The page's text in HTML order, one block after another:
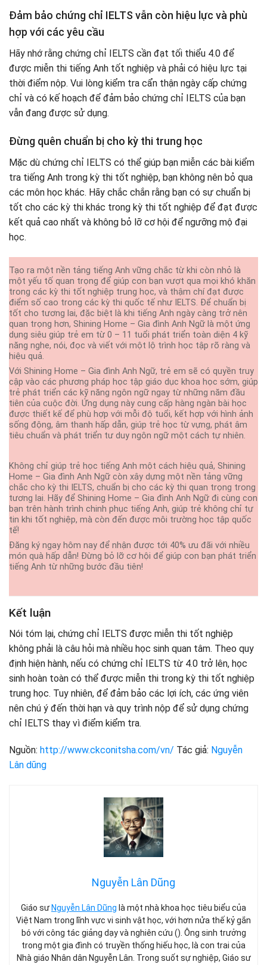
Đảm bảo chứng chỉ IELTS vẫn còn hiệu lực và phù
hợp với các yêu cầu
Hãy nhớ rằng chứng chỉ IELTS cần đạt tối thiểu 4.0 để
được miễn thi tiếng Anh tốt nghiệp và phải có hiệu lực tại
thời điểm nộp. Vui lòng kiểm tra cẩn thận ngày cấp chứng
chỉ và có kế hoạch để đảm bảo chứng chỉ IELTS của bạn
vẫn đang được sử dụng.
Đừng quên chuẩn bị cho kỳ thi trung học
Mặc dù chứng chỉ IELTS có thể giúp bạn miễn các bài kiểm
tra tiếng Anh trong kỳ thi tốt nghiệp, bạn không nên bỏ qua
các môn học khác. Hãy chắc chắn rằng bạn có sự chuẩn bị
tốt cho các kỳ thi khác trong kỳ thi tốt nghiệp để đạt được
kết quả cao nhất và không bỏ lỡ cơ hội để ngưỡng mộ đại
học.
Tạo ra một nền tảng tiếng Anh vững chắc từ khi còn nhỏ là
một yếu tố quan trọng để giúp con bạn vượt qua mọi khó khăn
trong các kỳ thi tốt nghiệp trung học, và thậm chí đạt được
điểm số cao trong các kỳ thi quốc tế như IELTS. Để chuẩn bị
tốt cho tương lai, đặc biệt là khi tiếng Anh ngày càng trở nên
quan trọng hơn, Shining Home – Gia đình Anh Ngữ là một ứng
dụng siêu giúp trẻ em từ 0 – 11 tuổi phát triển toàn diện 4 kỹ
năng nghe, nói, đọc và viết với một lộ trình học tập rõ ràng và
hiệu quả.
Với Shining Home – Gia đình Anh Ngữ, trẻ em sẽ có quyền truy
cập vào các phương pháp học tập giáo dục khoa học sớm, giúp
trẻ phát triển các kỹ năng ngôn ngữ ngay từ những năm đầu
tiên của cuộc đời. Ứng dụng này cung cấp hàng ngàn bài học
được thiết kế để phù hợp với mỗi độ tuổi, kết hợp với hình ảnh
sống động, âm thanh hấp dẫn, giúp trẻ học từ vựng, phát âm
tiêu chuẩn và phát triển tư duy ngôn ngữ một cách tự nhiên.
Không chỉ giúp trẻ học tiếng Anh một cách hiệu quả, Shining
Home – Gia đình Anh Ngữ còn xây dựng một nền tảng vững
chắc cho kỳ thi IELTS, chuẩn bị cho các kỳ thi quan trọng trong
tương lai. Hãy để Shining Home – Gia đình Anh Ngữ đi cùng con
bạn trên hành trình chinh phục tiếng Anh, giúp trẻ không chỉ tự
tin khi tốt nghiệp, mà còn đến được môi trường học tập quốc
tế!
Đăng ký ngay hôm nay để nhận được tới 40% ưu đãi với nhiều
món quà hấp dẫn! Đừng bỏ lỡ cơ hội để giúp con bạn phát triển
tiếng Anh từ những bước đầu tiên!
Kết luận
Nói tóm lại, chứng chỉ IELTS được miễn thi tốt nghiệp
không phải là câu hỏi mà nhiều học sinh quan tâm. Theo quy
định hiện hành, nếu có chứng chỉ IELTS từ 4.0 trở lên, học
sinh hoàn toàn có thể được miễn thi trong kỳ thi tốt nghiệp
trung học. Tuy nhiên, để đảm bảo các lợi ích, các ứng viên
nên chú ý đến thời hạn và quy trình nộp để sử dụng chứng
chỉ IELTS thay vì điểm kiểm tra.
Nguồn: http://www.ckconitsha.com/vn/ Tác giả: Nguyễn
Lân dũng
Nguyễn Lân Dũng
Giáo sư Nguyễn Lân Dũng là một nhà khoa học tiêu biểu của
Việt Nam trong lĩnh vực vi sinh vật học, với hơn nửa thế kỷ gắn
bó với công tác giảng dạy và nghiên cứu (). Ông sinh trưởng
trong một gia đình có truyền thống hiếu học, là con trai của
Nhà giáo Nhân dân Nguyễn Lân. Trong suốt sự nghiệp, Giáo sư